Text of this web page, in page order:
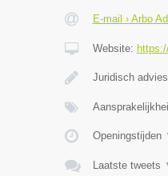
E-mail › Arbo
Website:
Juridisch
Openingstijden
Laatste tweets